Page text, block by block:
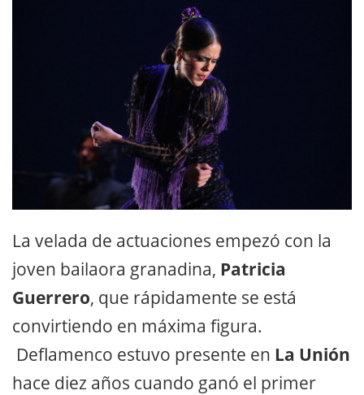
La velada de actuaciones empezó con la
joven bailaora granadina, Patricia
Guerrero, que rápidamente se está
convirtiendo en máxima figura.
Deflamenco estuvo presente en La Unión
hace diez años cuando ganó el primer